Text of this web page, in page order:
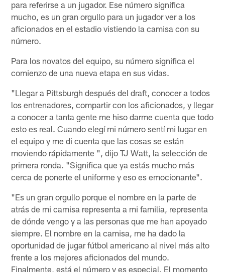
para referirse a un jugador. Ese número significa
mucho, es un gran orgullo para un jugador ver a los
aficionados en el estadio vistiendo la camisa con su
número.
Para los novatos del equipo, su número significa el
comienzo de una nueva etapa en sus vidas.
"Llegar a Pittsburgh después del draft, conocer a todos
los entrenadores, compartir con los aficionados, y llegar
a conocer a tanta gente me hiso darme cuenta que todo
esto es real. Cuando elegí mi número sentí mi lugar en
el equipo y me di cuenta que las cosas se están
moviendo rápidamente ", dijo TJ Watt, la selección de
primera ronda. "Significa que ya estás mucho más
cerca de ponerte el uniforme y eso es emocionante".
"Es un gran orgullo porque el nombre en la parte de
atrás de mi camisa representa a mi familia, representa
de dónde vengo y a las personas que me han apoyado
siempre. El nombre en la camisa, me ha dado la
oportunidad de jugar fútbol americano al nivel más alto
frente a los mejores aficionados del mundo.
Finalmente, está el número y es especial. El momento